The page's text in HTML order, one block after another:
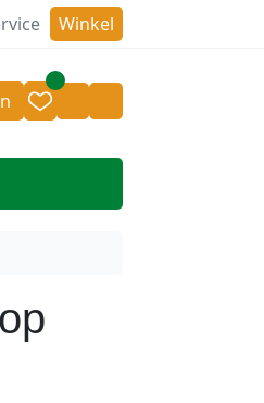
Winkel
Account
Cart